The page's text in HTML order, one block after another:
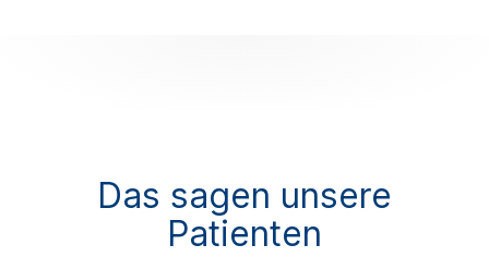
Das sagen unsere
Patienten